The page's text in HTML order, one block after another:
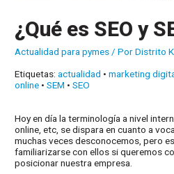
¿Qué es SEO y
Actualidad para pymes / PorDistrito K
Etiquetas:actualidad •marketing
online •SEM •SEO
Hoy en día la terminología a nivel
online, etc, se dispara en cuanto a
muchas veces desconocemos, pero
familiarizarse con ellos si queremos
posicionar nuestra empresa.